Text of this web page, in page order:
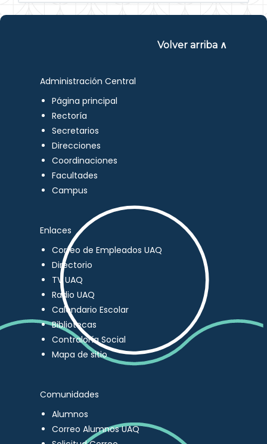
Volver arriba ∧
Administración Central
Página principal
Rectoría
Secretarios
Direcciones
Coordinaciones
Facultades
Campus
Enlaces
Correo de Empleados UAQ
Directorio
TV UAQ
Radio UAQ
Calendario Escolar
Bibliotecas
Contraloría Social
Mapa de sitio
Comunidades
Alumnos
Correo Alumnos UAQ